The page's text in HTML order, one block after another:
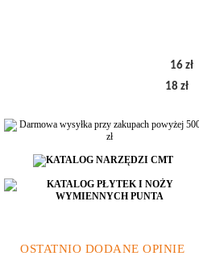
16 zł
18 zł
OSTATNIO DODANE OPINIE